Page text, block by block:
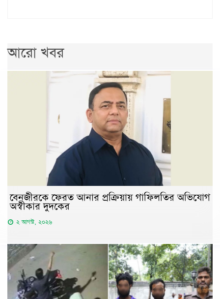
আরো খবর
বেনজীরকে ফেরত আনার প্রক্রিয়ায় গাফিলতির অভিযোগ
অস্বীকার দুদকের
২ আগস্ট, ২০২৬